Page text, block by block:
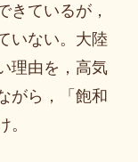
きているが，
いない。大陸
理由を，高気
がら，「飽和
。